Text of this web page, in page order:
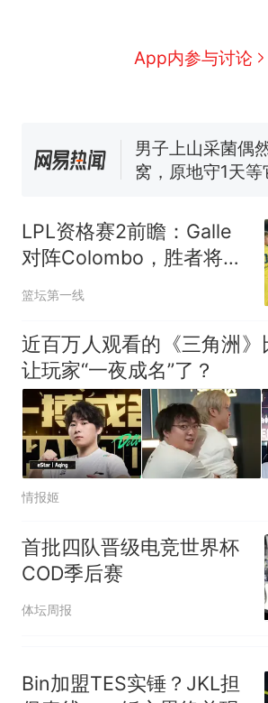
App内参与讨论
人生
新 制裁瓜子饺子
么？
协会回应
男子上山采菌偶
窝，原地守1天等
回大海 目击者直
来源：参考消息
笔试第一被第二
官方通报
那个在床头
人生
LPL资格赛2前瞻：Galle
对阵Colombo，胜者将获
决赛门票
篮坛第一线
近百万人观看的《三角洲
让玩家“一夜成名”了？
情报姬
首批四队晋级电竞世界杯
COD季后赛
体坛周报
Bin加盟TES实锤？JKL担